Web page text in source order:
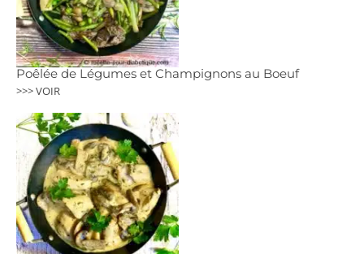
Poêlée de Légumes et Champignons au Boeuf
>>> VOIR